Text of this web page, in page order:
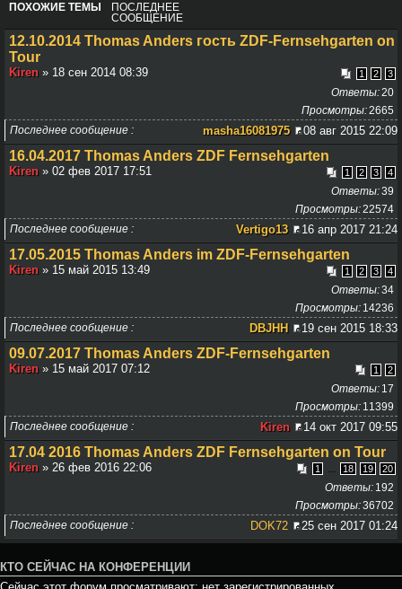
ПОХОЖИЕ ТЕМЫ
ПОСЛЕДНЕЕ
СООБЩЕНИЕ
12.10.2014 Thomas Anders гость ZDF-Fernsehgarten on
Tour
1 2 3
Kiren » 18 сен 2014 08:39
20
Ответы
2665
Просмотры
Последнее сообщение
masha16081975 08 авг 2015 22:09
16.04.2017 Thomas Anders ZDF Fernsehgarten
1 2 3 4
Kiren » 02 фев 2017 17:51
39
Ответы
22574
Просмотры
Последнее сообщение
Vertigo13 16 апр 2017 21:24
17.05.2015 Thomas Anders im ZDF-Fernsehgarten
1 2 3 4
Kiren » 15 май 2015 13:49
34
Ответы
14236
Просмотры
Последнее сообщение
DBJHH 19 сен 2015 18:33
09.07.2017 Thomas Anders ZDF-Fernsehgarten
1 2
Kiren » 15 май 2017 07:12
17
Ответы
11399
Просмотры
Последнее сообщение
Kiren 14 окт 2017 09:55
17.04 2016 Thomas Anders ZDF Fernsehgarten on Tour
1 ... 18 19 20
Kiren » 26 фев 2016 22:06
192
Ответы
36702
Просмотры
Последнее сообщение
DOK72 25 сен 2017 01:24
КТО СЕЙЧАС НА КОНФЕРЕНЦИИ